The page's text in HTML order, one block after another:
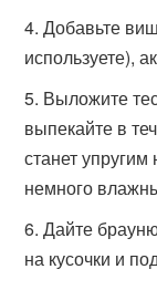
Добавьте
используете),
Выложите
выпекайте в
станет
немного
Дайте
на кусочки и